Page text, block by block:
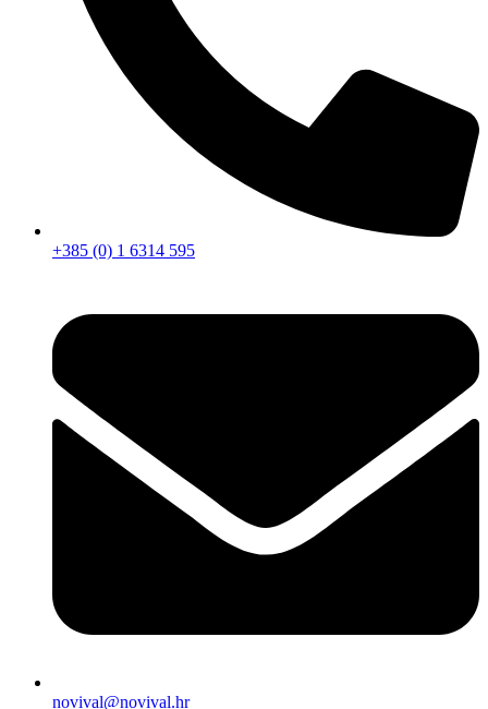
+385 (0) 1 6314 595
novival@novival.hr